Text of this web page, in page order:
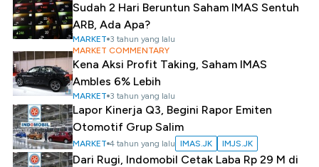
Sudah 2 Hari Beruntun Saham IMAS Sentuh
ARB, Ada Apa?
MARKET 3 tahun yang lalu
MARKET COMMENTARY
Kena Aksi Profit Taking, Saham IMAS
Ambles 6% Lebih
MARKET 3 tahun yang lalu
Lapor Kinerja Q3, Begini Rapor Emiten
Otomotif Grup Salim
MARKET 4 tahun yang lalu IMAS.JK IMJS.JK
Dari Rugi, Indomobil Cetak Laba Rp 29 M di